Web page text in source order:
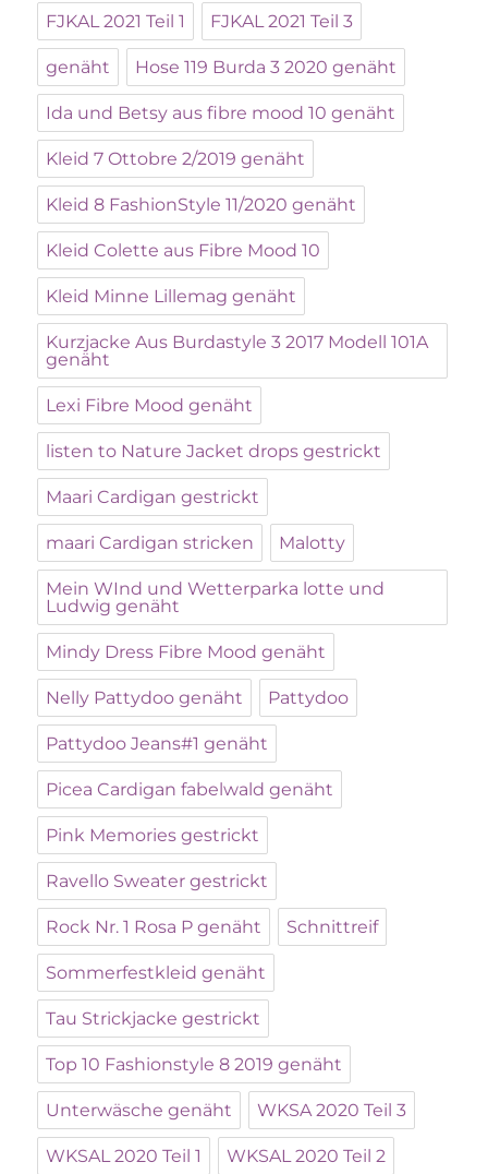
FJKAL 2021 Teil 1 FJKAL 2021 Teil 3
genäht Hose 119 Burda 3 2020 genäht
Ida und Betsy aus fibre mood 10 genäht
Kleid 7 Ottobre 2/2019 genäht
Kleid 8 FashionStyle 11/2020 genäht
Kleid Colette aus Fibre Mood 10
Kleid Minne Lillemag genäht
Kurzjacke Aus Burdastyle 3 2017 Modell 101A
genäht
Lexi Fibre Mood genäht
listen to Nature Jacket drops gestrickt
Maari Cardigan gestrickt
maari Cardigan stricken Malotty
Mein WInd und Wetterparka lotte und
Ludwig genäht
Mindy Dress Fibre Mood genäht
Nelly Pattydoo genäht Pattydoo
Pattydoo Jeans#1 genäht
Picea Cardigan fabelwald genäht
Pink Memories gestrickt
Ravello Sweater gestrickt
Rock Nr. 1 Rosa P genäht Schnittreif
Sommerfestkleid genäht
Tau Strickjacke gestrickt
Top 10 Fashionstyle 8 2019 genäht
Unterwäsche genäht WKSA 2020 Teil 3
WKSAL 2020 Teil 1 WKSAL 2020 Teil 2